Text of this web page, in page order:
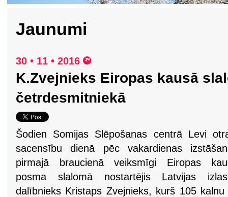
Jaunumi
30 • 11 • 2016
K.Zvejnieks Eiropas kausā
četrdesmitniekā
Šodien Somijas Slēpošanas centrā Levi
sacensību dienā pēc vakardienas
pirmajā braucienā veiksmīgi Eiropas
posma slalomā nostartējis Latvijas
dalībnieks Kristaps Zvejnieks, kurš 105